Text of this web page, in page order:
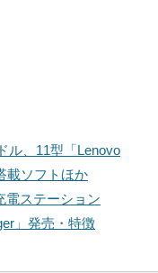
ル、11型「Lenovo
載ソフトほか
電ステーション
」発売・特徴